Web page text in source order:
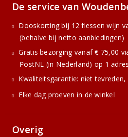
De service van
Dooskorting bij 12 flessen wijn
(behalve bij netto aanbiedingen)
Gratis bezorging vanaf € 75,00
PostNL (in Nederland) op 1 adres
Kwaliteitsgarantie: niet
Elke dag proeven in de winkel
Overig